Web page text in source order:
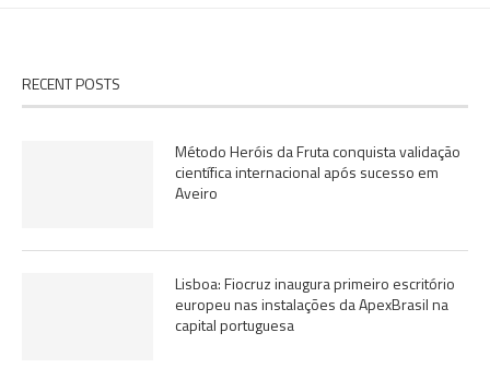
RECENT POSTS
Método Heróis da Fruta conquista validação
científica internacional após sucesso em
Aveiro
Lisboa: Fiocruz inaugura primeiro escritório
europeu nas instalações da ApexBrasil na
capital portuguesa